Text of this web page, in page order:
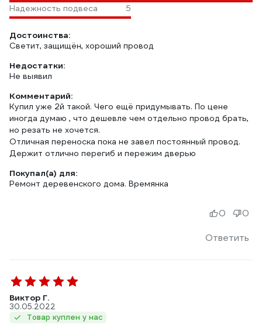
Надежность подвеса
5
Достоинства:
Светит, защищён, хороший провод
Недостатки:
Не выявил
Комментарий:
Купил уже 2й такой. Чего ещё придумывать. По цене
иногда думаю , что дешевле чем отдельно провод брать,
но резать не хочется.
Отличная переноска пока не завел постоянный провод.
Держит отлично перегиб и пережим дверью
Покупал(а) для:
Ремонт деревенского дома. Времянка
Ответить
0 0
Виктор Г.
30.05.2022
Товар куплен у нас